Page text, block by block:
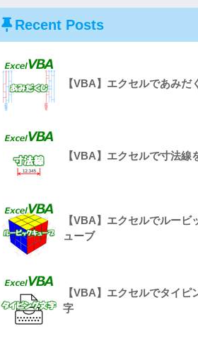
Recent Posts
【VBA】エクセルであみだ
【VBA】エクセルで寸法線
【VBA】エクセルでルービ
ューブ
【VBA】エクセルでタイピ
字